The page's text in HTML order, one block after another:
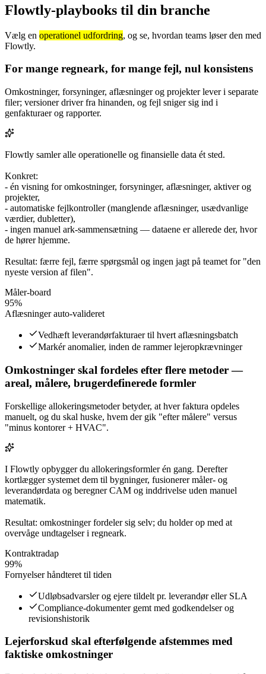
Flowtly-playbooks til din branche
Vælg en operationel udfordring, og se, hvordan teams løser den med
Flowtly.
For mange regneark, for mange fejl, nul konsistens
Omkostninger, forsyninger, aflæsninger og projekter lever i separate
filer; versioner driver fra hinanden, og fejl sniger sig ind i
genfakturaer og rapporter.
Flowtly samler alle operationelle og finansielle data ét sted.
Konkret:
- én visning for omkostninger, forsyninger, aflæsninger, aktiver og
projekter,
- automatiske fejlkontroller (manglende aflæsninger, usædvanlige
værdier, dubletter),
- ingen manuel ark-sammensætning — dataene er allerede der, hvor
de hører hjemme.
Resultat: færre fejl, færre spørgsmål og ingen jagt på teamet for "den
nyeste version af filen".
Måler-board
95%
Aflæsninger auto-valideret
Vedhæft leverandørfakturaer til hvert aflæsningsbatch
Markér anomalier, inden de rammer lejeropkrævninger
Omkostninger skal fordeles efter flere metoder —
areal, målere, brugerdefinerede formler
Forskellige allokeringsmetoder betyder, at hver faktura opdeles
manuelt, og du skal huske, hvem der gik "efter målere" versus
"minus kontorer + HVAC".
I Flowtly opbygger du allokeringsformler én gang. Derefter
kortlægger systemet dem til bygninger, fusionerer måler- og
leverandørdata og beregner CAM og inddrivelse uden manuel
matematik.
Resultat: omkostninger fordeler sig selv; du holder op med at
overvåge undtagelser i regneark.
Kontraktradар
99%
Fornyelser håndteret til tiden
Udløbsadvarsler og ejere tildelt pr. leverandør eller SLA
Compliance-dokumenter gemt med godkendelser og
revisionshistorik
Lejerforskud skal efterfølgende afstemmes med
faktiske omkostninger